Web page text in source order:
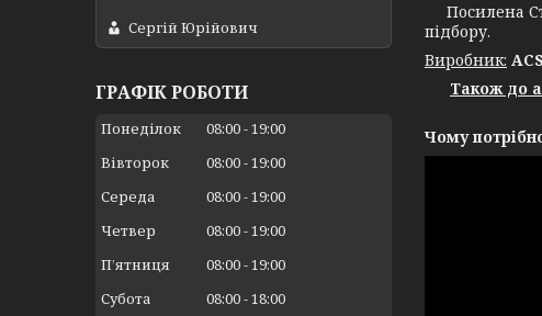
Посилена
підбору.
Виробник:
Також до
Чому
Сергій Юрійович
ГРАФІК РОБОТИ
Понеділок 08:00 19:00
Вівторок
08:00 19:00
Середа
08:00 19:00
Четвер
08:00 19:00
Пʼятниця
08:00 19:00
Субота
08:00 18:00